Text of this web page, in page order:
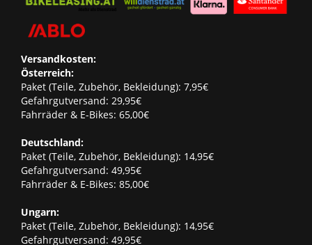
Versandkosten:
Österreich:
Paket (Teile, Zubehör, Bekleidung): 7,95€
Gefahrgutversand: 29,95€
Fahrräder & E-Bikes: 65,00€
Deutschland:
Paket (Teile, Zubehör, Bekleidung): 14,95€
Gefahrgutversand: 49,95€
Fahrräder & E-Bikes: 85,00€
Ungarn:
Paket (Teile, Zubehör, Bekleidung): 14,95€
Gefahrgutversand: 49,95€